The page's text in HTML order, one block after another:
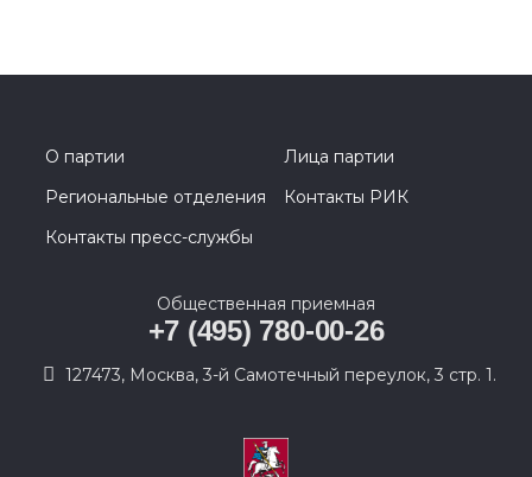
О партии
Лица партии
Региональные отделения
Контакты РИК
Контакты пресс-службы
Общественная приемная
+7 (495) 780-00-26
127473, Москва, 3-й Самотечный переулок, 3 стр. 1.